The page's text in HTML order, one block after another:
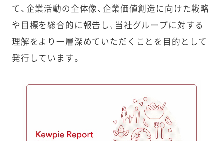
て、企業活動の全体像、企業価値創造に向けた戦略
や目標を総合的に報告し、当社グループに対する
理解をより一層深めていただくことを目的として
発行しています。